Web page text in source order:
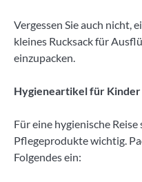
Vergessen Sie auch nicht,
kleines Rucksack für
einzupacken.
Hygieneartikel für Kinder
Für eine hygienische Reise
Pflegeprodukte wichtig.
Folgendes ein: